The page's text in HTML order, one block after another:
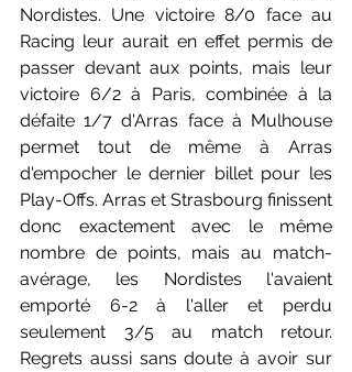
Nordistes. Une victoire 8/0 face au
Racing leur aurait en effet permis de
passer devant aux points, mais leur
victoire 6/2 à Paris, combinée à la
défaite 1/7 d'Arras face à Mulhouse
permet tout de même à Arras
d'empocher le dernier billet pour les
Play-Offs. Arras et Strasbourg finissent
donc exactement avec le même
nombre de points, mais au match-
avérage, les Nordistes l'avaient
emporté 6-2 à l'aller et perdu
seulement 3/5 au match retour.
Regrets aussi sans doute à avoir sur